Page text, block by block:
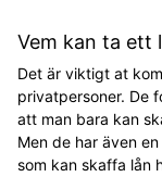
Vem kan ta ett
Det är viktigt at
privatpersoner. De
att man bara kan
Men de har även
som kan skaffa lån